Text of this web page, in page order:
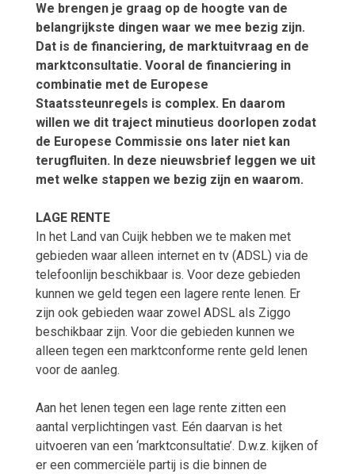
We brengen je graag op de hoogte van de
belangrijkste dingen waar we mee bezig zijn.
Dat is de financiering, de marktuitvraag en de
marktconsultatie. Vooral de financiering in
combinatie met de Europese
Staatssteunregels is complex. En daarom
willen we dit traject minutieus doorlopen zodat
de Europese Commissie ons later niet kan
terugfluiten. In deze nieuwsbrief leggen we uit
met welke stappen we bezig zijn en waarom.
LAGE RENTE
In het Land van Cuijk hebben we te maken met
gebieden waar alleen internet en tv (ADSL) via de
telefoonlijn beschikbaar is. Voor deze gebieden
kunnen we geld tegen een lagere rente lenen. Er
zijn ook gebieden waar zowel ADSL als Ziggo
beschikbaar zijn. Voor die gebieden kunnen we
alleen tegen een marktconforme rente geld lenen
voor de aanleg.
Aan het lenen tegen een lage rente zitten een
aantal verplichtingen vast. Eén daarvan is het
uitvoeren van een ‘marktconsultatie’. D.w.z. kijken of
er een commerciële partij is die binnen de